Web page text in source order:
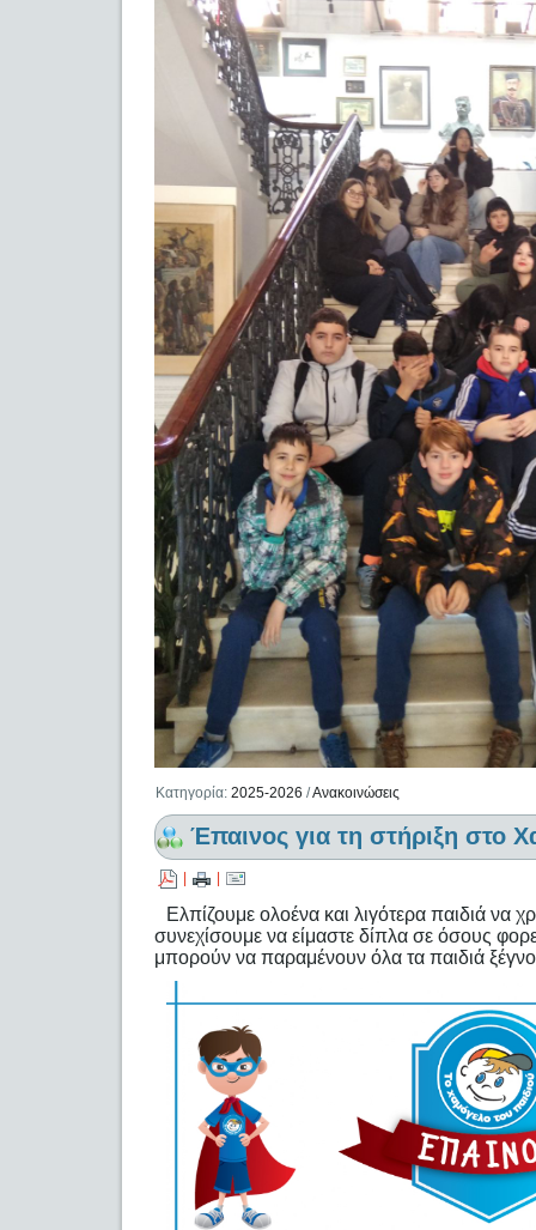
Κατηγορία:2025-2026 /Ανακοινώσεις
Έπαινος για τη στήριξη στο
Ελπίζουμε ολοένα και λιγότερα παιδιά να
συνεχίσουμε να είμαστε δίπλα σε όσους
μπορούν να παραμένουν όλα τα παιδιά